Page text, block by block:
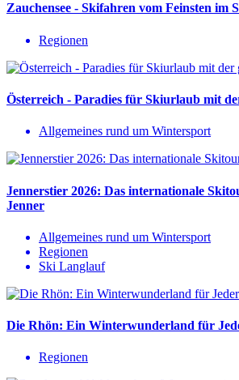
Zauchensee - Skifahren vom Feinsten im
Regionen
Österreich - Paradies für Skiurlaub mit
Allgemeines rund um Wintersport
Jennerstier 2026: Das internationale
Jenner
Allgemeines rund um Wintersport
Regionen
Ski Langlauf
Die Rhön: Ein Winterwunderland für
Regionen